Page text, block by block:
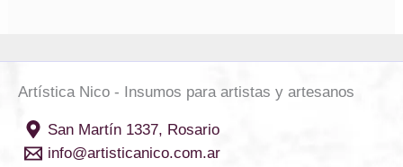
Artística Nico - Insumos para artistas y artesanos
San Martín 1337, Rosario
info@artisticanico.com.ar